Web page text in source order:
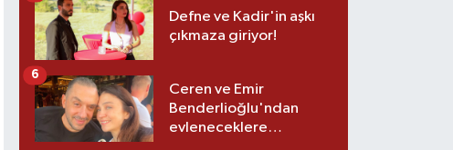
Defne ve Kadir'in aşkı
çıkmaza giriyor!
Ceren ve Emir
Benderlioğlu'ndan
evleneceklere
6